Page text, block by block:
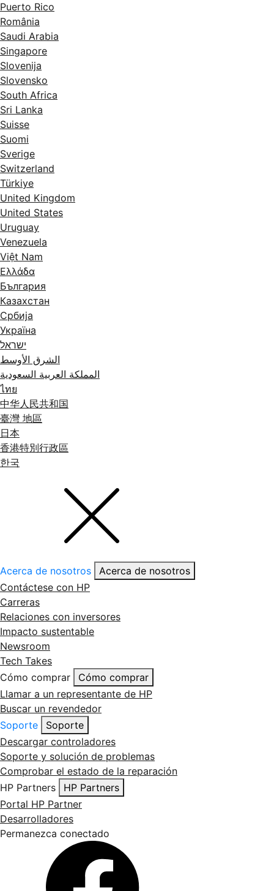
Puerto Rico
România
Saudi Arabia
Singapore
Slovenija
Slovensko
South Africa
Sri Lanka
Suisse
Suomi
Sverige
Switzerland
Türkiye
United Kingdom
United States
Uruguay
Venezuela
Việt Nam
Ελλάδα
България
Казахстан
Србија
Україна
ישראל
الشرق الأوسط
المملكة العربية السعودية
ไทย
中华人民共和国
臺灣 地區
日本
香港特別行政區
한국
Acerca de nosotros
Acerca de nosotros
Contáctese con HP
Carreras
Relaciones con inversores
Impacto sustentable
Newsroom
Tech Takes
Cómo comprar
Cómo comprar
Llamar a un representante de HP
Buscar un revendedor
Soporte
Soporte
Descargar controladores
Soporte y solución de problemas
Comprobar el estado de la reparación
HP Partners
HP Partners
Portal HP Partner
Desarrolladores
Permanezca conectado